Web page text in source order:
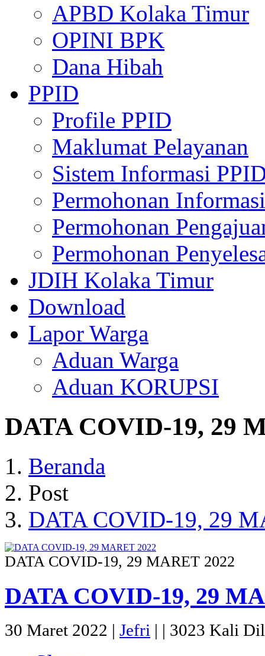
APBD Kolaka Timur
OPINI BPK
Dana Hibah
PPID
Profile PPID
Maklumat Pelayanan
Sistem Informasi
Permohonan
Permohonan
Permohonan
JDIH Kolaka Timur
Download
Lapor Warga
Aduan Warga
Aduan KORUPSI
DATA COVID-19, 29
Beranda
Post
DATA COVID-19, 29
DATA COVID-19, 29 MARET 2022
DATA COVID-19, 29
30 Maret 2022 | Jefri | | 3023 Kali